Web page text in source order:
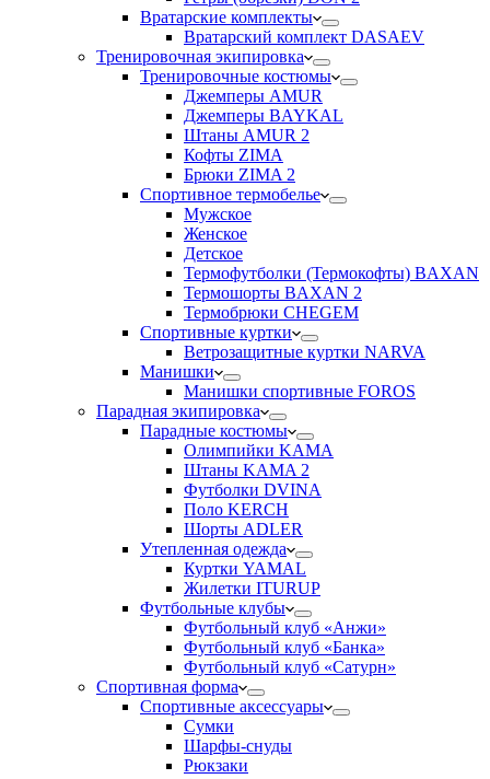
Вратарские комплекты
Вратарский комплект DASAEV
Тренировочная экипировка
Тренировочные костюмы
Джемперы AMUR
Джемперы BAYKAL
Штаны AMUR 2
Кофты ZIMA
Брюки ZIMA 2
Спортивное термобелье
Мужское
Женское
Детское
Термофутболки (Термокофты) BAXAN
Термошорты BAXAN 2
Термобрюки CHEGEM
Спортивные куртки
Ветрозащитные куртки NARVA
Манишки
Манишки спортивные FOROS
Парадная экипировка
Парадные костюмы
Олимпийки KAMA
Штаны KAMA 2
Футболки DVINA
Поло KERCH
Шорты ADLER
Утепленная одежда
Куртки YAMAL
Жилетки ITURUP
Футбольные клубы
Футбольный клуб «Анжи»
Футбольный клуб «Банка»
Футбольный клуб «Сатурн»
Спортивная форма
Спортивные аксессуары
Сумки
Шарфы-снуды
Рюкзаки